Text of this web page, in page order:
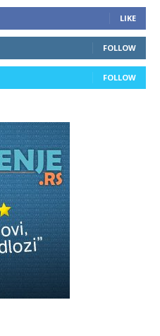
LIKE
FOLLOW
FOLLOW